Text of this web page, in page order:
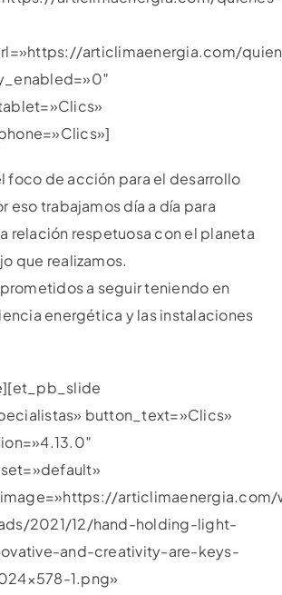
articlimaenergia.com/
foco de acción para el desarrollo
eso trabajamos día a día para
relación respetuosa con el planeta
que realizamos.
a seguir teniendo en
energética y las instalaciones
button_text=»Clics»
2021/12/hand-holding-light-
and-creativity-are-keys-
1.png»